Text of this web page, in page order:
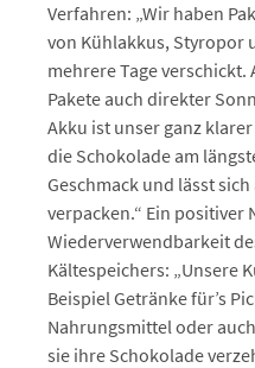
Verfahren: „Wir haben
von Kühlakkus, Styropor
mehrere Tage
Pakete auch direkter
Akku ist unser ganz
die Schokolade am
Geschmack und lässt
verpacken.“ Ein positiver
Wiederverwendbarkeit
Kältespeichers: „Unsere
Beispiel Getränke für’s
Nahrungsmittel oder
sie ihre Schokolade